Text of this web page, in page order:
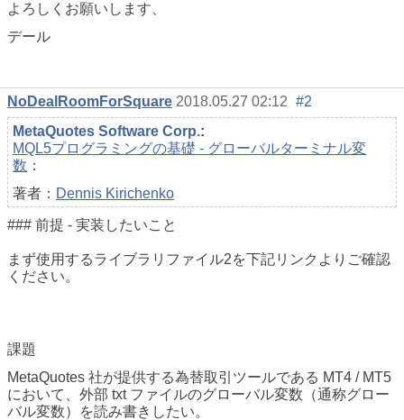
よろしくお願いします、
デール
NoDealRoomForSquare 2018.05.27 02:12 #2
MetaQuotes Software Corp.:
MQL5プログラミングの基礎 - グローバルターミナル変
数 ：
著者： Dennis Kirichenko
### 前提 - 実装したいこと
まず使用するライブラリファイル2を下記リンクよりご確認
ください。
課題
MetaQuotes 社が提供する為替取引ツールである MT4 / MT5
において、外部 txt ファイルのグローバル変数（通称グロー
バル変数）を読み書きしたい。